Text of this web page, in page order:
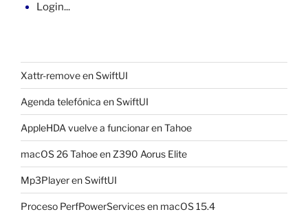
Login...
Xattr-remove en SwiftUI
Agenda telefónica en SwiftUI
AppleHDA vuelve a funcionar en Tahoe
macOS 26 Tahoe en Z390 Aorus Elite
Mp3Player en SwiftUI
Proceso PerfPowerServices en macOS 15.4